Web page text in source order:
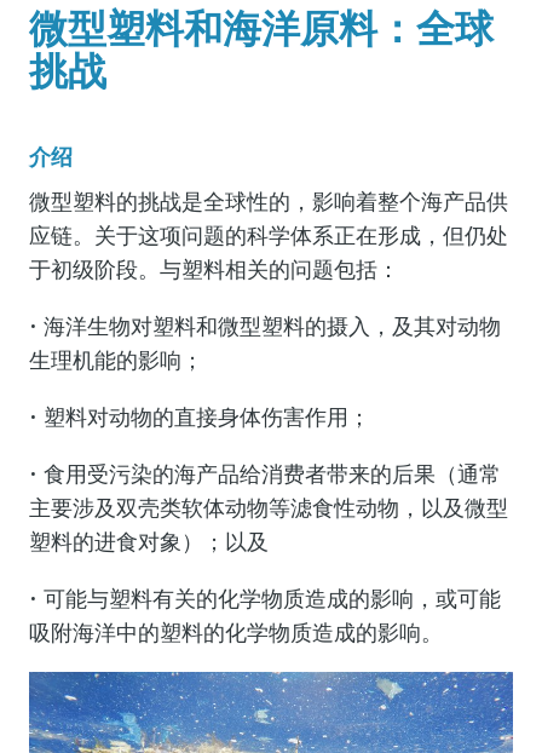
微型塑料和海洋原料：全球
挑战
介绍
微型塑料的挑战是全球性的，影响着整个海产品供
应链。关于这项问题的科学体系正在形成，但仍处
于初级阶段。与塑料相关的问题包括：
• 海洋生物对塑料和微型塑料的摄入，及其对动物
生理机能的影响；
• 塑料对动物的直接身体伤害作用；
• 食用受污染的海产品给消费者带来的后果（通常
主要涉及双壳类软体动物等滤食性动物，以及微型
塑料的进食对象）；以及
• 可能与塑料有关的化学物质造成的影响，或可能
吸附海洋中的塑料的化学物质造成的影响。